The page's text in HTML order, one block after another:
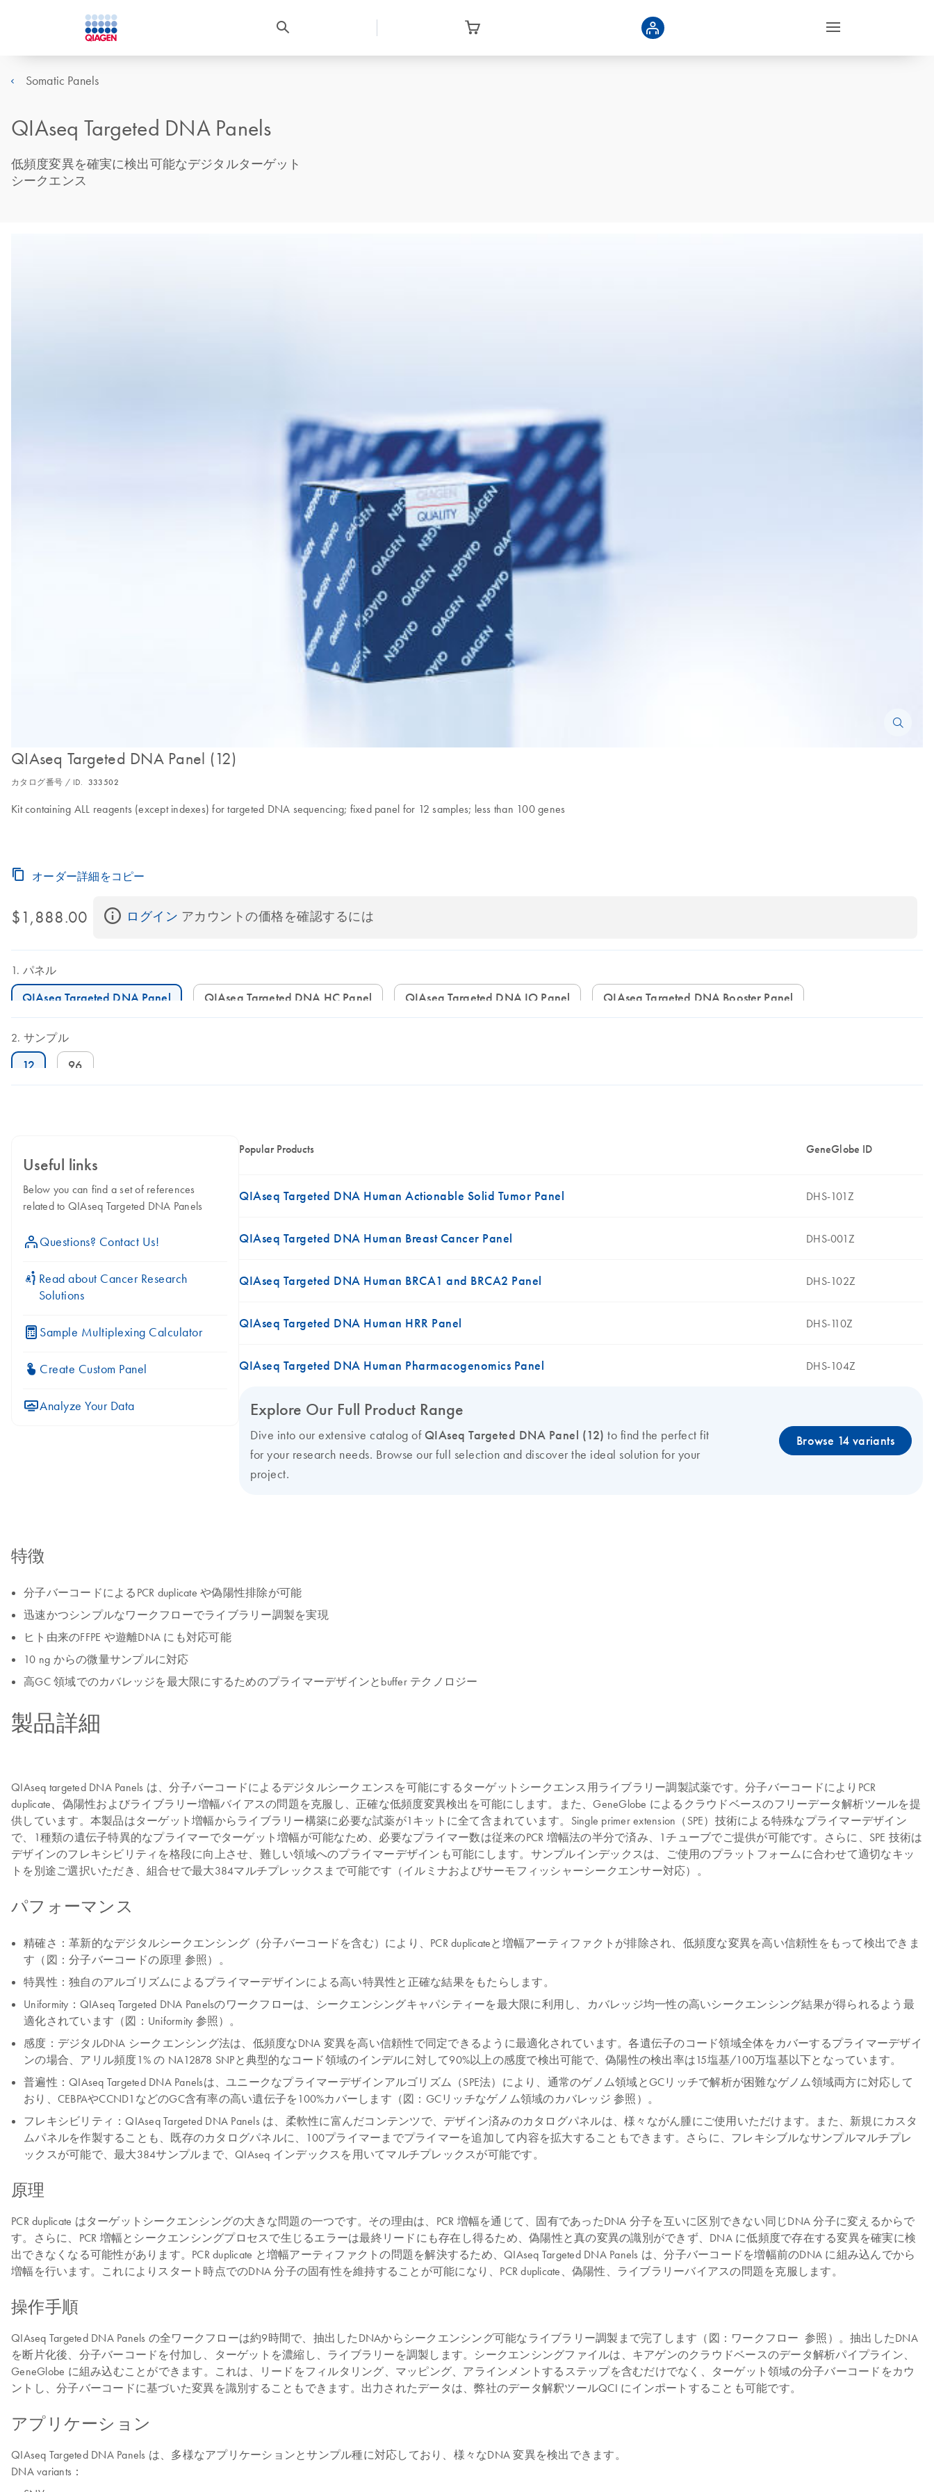
Somatic Panels
QIAseq Targeted DNA Panels
低頻度変異を確実に検出可能なデジタルターゲット
シークエンス
QIAseq Targeted DNA Panel (12)
カタログ番号 / ID. 333502
Kit containing ALL reagents (except indexes) for targeted DNA sequencing; fixed panel for 12 samples; less than 100 genes
オーダー詳細をコピー
$1,888.00 ログイン アカウントの価格を確認するには
パネル
QIAseq Targeted DNA Panel QIAseq Targeted DNA HC Panel QIAseq Targeted DNA IO Panel QIAseq Targeted DNA Booster Panel
サンプル
12 96
Useful links
Below you can find a set of references
related to QIAseq Targeted DNA Panels
icon_0071_person-sQuestions? Contact Us!
icon_0117_cc_gen_cancer-s Read about Cancer Research
Solutions
icon_0330_cc_gen_calculator-s Sample Multiplexing Calculator
icon_0312_cc_gen_touch-s Create Custom Panel
icon_0078_cc_gen_analysis-sAnalyze Your Data
Popular Products GeneGlobe ID
QIAseq Targeted DNA Human Actionable Solid Tumor Panel DHS-101Z
QIAseq Targeted DNA Human Breast Cancer Panel DHS-001Z
QIAseq Targeted DNA Human BRCA1 and BRCA2 Panel DHS-102Z
QIAseq Targeted DNA Human HRR Panel DHS-110Z
QIAseq Targeted DNA Human Pharmacogenomics Panel DHS-104Z
Explore Our Full Product Range
Dive into our extensive catalog of QIAseq Targeted DNA Panel (12) to find the perfect fit
for your research needs. Browse our full selection and discover the ideal solution for your
project.
Browse 14 variants
特徴
分子バーコードによるPCR duplicate や偽陽性排除が可能
迅速かつシンプルなワークフローでライブラリー調製を実現
ヒト由来のFFPE や遊離DNA にも対応可能
10 ng からの微量サンプルに対応
高GC 領域でのカバレッジを最大限にするためのプライマーデザインとbuffer テクノロジー
製品詳細
QIAseq targeted DNA Panels は、分子バーコードによるデジタルシークエンスを可能にするターゲットシークエンス用ライブラリー調製試薬です。分子バーコードによりPCR
duplicate、偽陽性およびライブラリー増幅バイアスの問題を克服し、正確な低頻度変異検出を可能にします。また、GeneGlobe によるクラウドベースのフリーデータ解析ツールを提
供しています。本製品はターゲット増幅からライブラリー構築に必要な試薬が1キットに全て含まれています。Single primer extension（SPE）技術による特殊なプライマーデザイン
で、1種類の遺伝子特異的なプライマーでターゲット増幅が可能なため、必要なプライマー数は従来のPCR 増幅法の半分で済み、1チューブでご提供が可能です。さらに、SPE 技術は
デザインのフレキシビリティを格段に向上させ、難しい領域へのプライマーデザインも可能にします。サンプルインデックスは、ご使用のプラットフォームに合わせて適切なキッ
トを別途ご選択いただき、組合せで最大384マルチプレックスまで可能です（イルミナおよびサーモフィッシャーシークエンサー対応）。
パフォーマンス
精確さ：革新的なデジタルシークエンシング（分子バーコードを含む）により、PCR duplicateと増幅アーティファクトが排除され、低頻度な変異を高い信頼性をもって検出できま
す（図：分子バーコードの原理 参照）。
特異性：独自のアルゴリズムによるプライマーデザインによる高い特異性と正確な結果をもたらします。
Uniformity：QIAseq Targeted DNA Panelsのワークフローは、シークエンシングキャパシティーを最大限に利用し、カバレッジ均一性の高いシークエンシング結果が得られるよう最
適化されています（図：Uniformity 参照）。
感度：デジタルDNA シークエンシング法は、低頻度なDNA 変異を高い信頼性で同定できるように最適化されています。各遺伝子のコード領域全体をカバーするプライマーデザイ
ンの場合、アリル頻度1% の NA12878 SNPと典型的なコード領域のインデルに対して90%以上の感度で検出可能で、偽陽性の検出率は15塩基/100万塩基以下となっています。
普遍性：QIAseq Targeted DNA Panelsは、ユニークなプライマーデザインアルゴリズム（SPE法）により、通常のゲノム領域とGCリッチで解析が困難なゲノム領域両方に対応して
おり、CEBPAやCCND1などのGC含有率の高い遺伝子を100%カバーします（図：GCリッチなゲノム領域のカバレッジ 参照）。
フレキシビリティ：QIAseq Targeted DNA Panels は、柔軟性に富んだコンテンツで、デザイン済みのカタログパネルは、様々ながん腫にご使用いただけます。また、新規にカスタ
ムパネルを作製することも、既存のカタログパネルに、100プライマーまでプライマーを追加して内容を拡大することもできます。さらに、フレキシブルなサンプルマルチプレ
ックスが可能で、最大384サンプルまで、QIAseq インデックスを用いてマルチプレックスが可能です。
原理
PCR duplicate はターゲットシークエンシングの大きな問題の一つです。その理由は、PCR 増幅を通じて、固有であったDNA 分子を互いに区別できない同じDNA 分子に変えるからで
す。さらに、PCR 増幅とシークエンシングプロセスで生じるエラーは最終リードにも存在し得るため、偽陽性と真の変異の識別ができず、DNA に低頻度で存在する変異を確実に検
出できなくなる可能性があります。PCR duplicate と増幅アーティファクトの問題を解決するため、QIAseq Targeted DNA Panels は、分子バーコードを増幅前のDNA に組み込んでから
増幅を行います。これによりスタート時点でのDNA 分子の固有性を維持することが可能になり、PCR duplicate、偽陽性、ライブラリーバイアスの問題を克服します。
操作手順
QIAseq Targeted DNA Panels の全ワークフローは約9時間で、抽出したDNAからシークエンシング可能なライブラリー調製まで完了します（図：ワークフロー 参照）。抽出したDNA
を断片化後、分子バーコードを付加し、ターゲットを濃縮し、ライブラリーを調製します。シークエンシングファイルは、キアゲンのクラウドベースのデータ解析パイプライン、
GeneGlobe に組み込むことができます。これは、リードをフィルタリング、マッピング、アラインメントするステップを含むだけでなく、ターゲット領域の分子バーコードをカウ
ントし、分子バーコードに基づいた変異を識別することもできます。出力されたデータは、弊社のデータ解釈ツールQCI にインポートすることも可能です。
アプリケーション
QIAseq Targeted DNA Panels は、多様なアプリケーションとサンプル種に対応しており、様々なDNA 変異を検出できます。
DNA variants：